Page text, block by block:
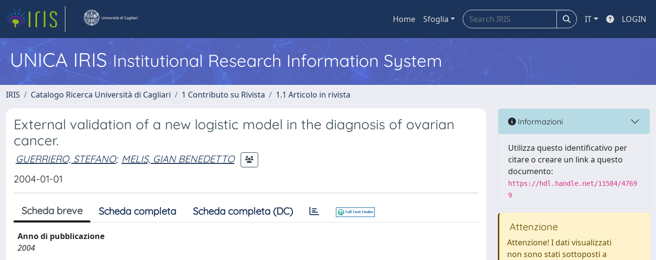
Home Sfoglia IT LOGIN
UNICA IRISInstitutional Research Information System
IRIS Catalogo Ricerca Università di Cagliari 1 Contributo su Rivista 1.1 Articolo in rivista
External validation of a new logistic model in the diagnosis of ovarian
cancer.
GUERRIERO, STEFANO; MELIS, GIAN BENEDETTO
2004-01-01
Scheda breve Scheda completa Scheda completa (DC)
Anno di pubblicazione
2004
Informazioni
Utilizza questo identificativo per
citare o creare un link a questo
documento:
https://hdl.handle.net/11584/4769
9
Attenzione
Attenzione! I dati visualizzati
non sono stati sottoposti a